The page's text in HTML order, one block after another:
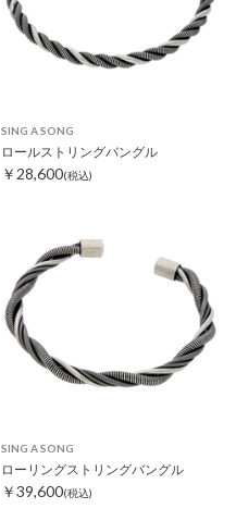
SING A SONG
ロールストリングバングル
￥28,600(税込)
SING A SONG
ローリングストリングバングル
￥39,600(税込)